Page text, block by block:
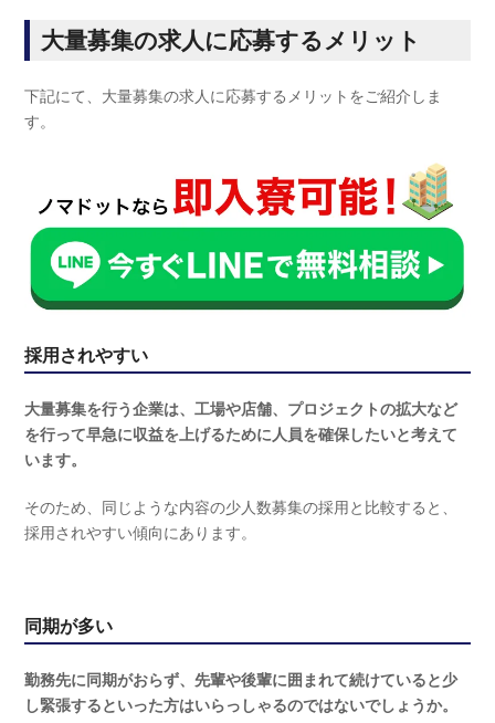
大量募集の求人に応募するメリット
下記にて、大量募集の求人に応募するメリットをご紹介しま
す。
採用されやすい
大量募集を行う企業は、工場や店舗、プロジェクトの拡大など
を行って早急に収益を上げるために人員を確保したいと考えて
います。
そのため、同じような内容の少人数募集の採用と比較すると、
採用されやすい傾向にあります。
同期が多い
勤務先に同期がおらず、先輩や後輩に囲まれて続けていると少
し緊張するといった方はいらっしゃるのではないでしょうか。